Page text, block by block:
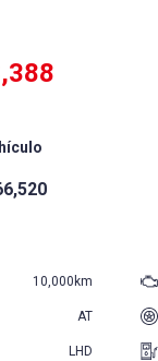
10,000km
AT
LHD